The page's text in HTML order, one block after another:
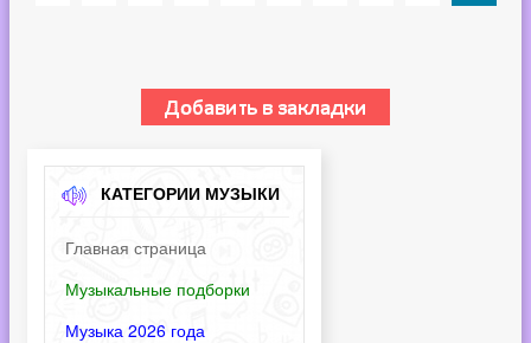
КАТЕГОРИИ МУЗЫКИ
Главная страница
Музыкальные подборки
Музыка 2026 года